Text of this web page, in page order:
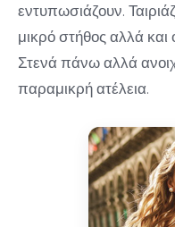
εντυπωσιάζουν.
μικρό στήθος αλλά
Στενά πάνω αλλά
παραμικρή ατέλεια.